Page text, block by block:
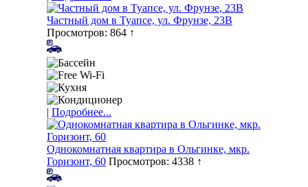
Частный дом в Туапсе, ул. Фрунзе, 23В
Просмотров: 864 ↑
| Подробнее...
Однокомнатная квартира в Ольгинке, мкр.
Горизонт, 60 Просмотров: 4338 ↑